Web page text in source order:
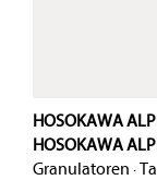
HOSOKAWA
HOSOKAWA
Granulatoren ·